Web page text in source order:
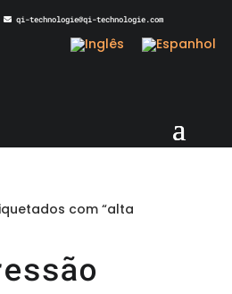
qi-technologie@qi-technologie.com
com “alta